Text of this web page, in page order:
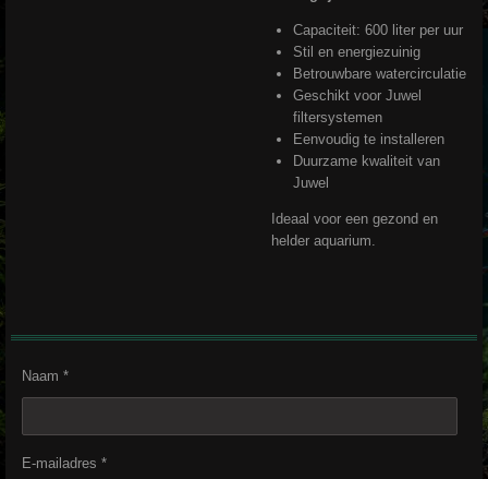
Capaciteit: 600 liter per uur
Stil en energiezuinig
Betrouwbare watercirculatie
Geschikt voor Juwel
filtersystemen
Eenvoudig te installeren
Duurzame kwaliteit van
Juwel
Ideaal voor een gezond en
helder aquarium.
Naam *
E-mailadres *